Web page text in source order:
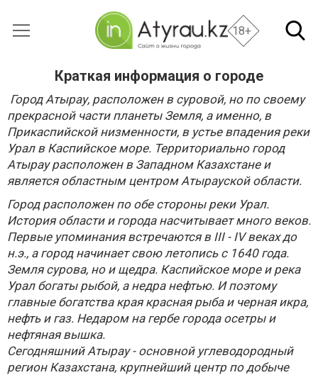
18+
Краткая информация о городе
Город Атырау, расположен в суровой, но по своему
прекрасной части планеты Земля, а именно, в
Прикаспийской низменности, в устье впадения реки
Урал в Каспийское море. Территориально город
Атырау расположен в Западном Казахстане и
является областным центром Атырауской области.
Город расположен по обе стороны реки Урал.
История области и города насчитывает много веков.
Первые упоминания встречаются в III - IV веках до
н.э., а город начинает свою летопись с 1640 года.
Земля сурова, но и щедра. Каспийское море и река
Урал богаты рыбой, а недра нефтью. И поэтому
главные богатства края красная рыба и черная икра,
нефть и газ. Недаром на гербе города осетры и
нефтяная вышка.
Сегодняшний Атырау - основной углеводородный
регион Казахстана, крупнейший центр по добыче